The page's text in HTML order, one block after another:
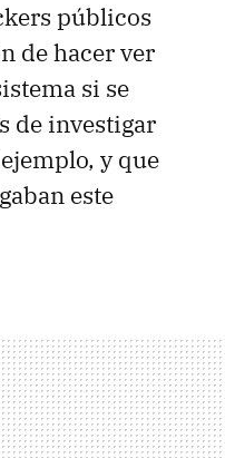
públicos
de hacer ver
si se
de investigar
y que
este